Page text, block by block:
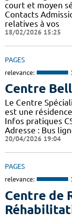
court et moyen
Contacts
relatives à vos
18/02/2026 15:25
PAGES
relevance:
Centre
Le Centre
est une
Infos pratiques
Adresse : Bus
20/04/2026 19:04
PAGES
relevance:
Centre de